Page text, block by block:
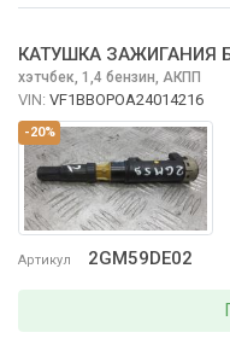
-20%
Артикул 2GM59DE02
КАТУШКА ЗАЖИГАНИЯ
хэтчбек, 1,4 бензин, АКПП
VIN: VF1BBOPOA24014216